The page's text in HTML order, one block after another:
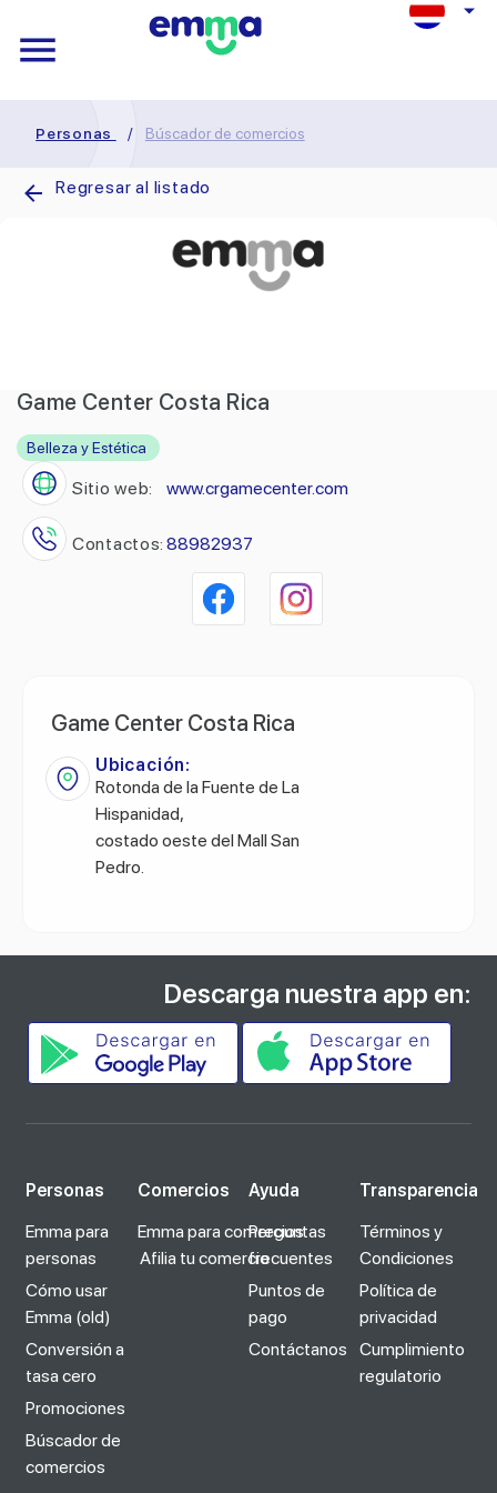
Personas / Búscador de comercios
Regresar al listado
Game Center Costa Rica
Belleza y Estética
Sitio web: www.crgamecenter.com
Contactos: 88982937
Game Center Costa Rica
Ubicación:
Rotonda de la Fuente de La
Hispanidad,
costado oeste del Mall San
Pedro.
Descarga nuestra app en:
Personas
Emma para
personas
Cómo usar
Emma (old)
Conversión a
tasa cero
Promociones
Búscador de
comercios
Comercios
Emma para comercios
Afilia tu comercio
Ayuda
Preguntas
frecuentes
Puntos de
pago
Contáctanos
Transparencia
Términos y
Condiciones
Política de
privacidad
Cumplimiento
regulatorio